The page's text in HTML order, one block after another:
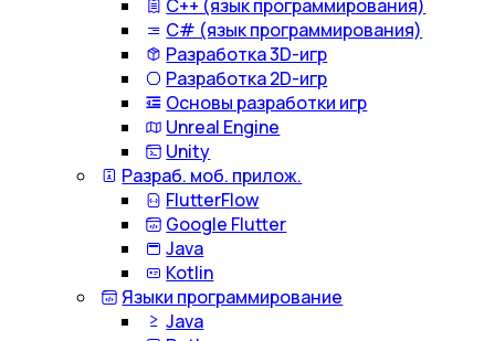
С++ (язык программирования)
С# (язык программирования)
Разработка 3D-игр
Разработка 2D-игр
Основы разработки игр
Unreal Engine
Unity
Разраб. моб. прилож.
FlutterFlow
Google Flutter
Java
Kotlin
Языки программирование
Java